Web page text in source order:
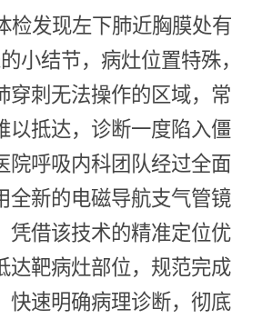
检发现左下肺近胸膜处有
小结节，病灶位置特殊，
穿刺无法操作的区域，常
以抵达，诊断一度陷入僵
院呼吸内科团队经过全面
全新的电磁导航支气管镜
凭借该技术的精准定位优
达靶病灶部位，规范完成
快速明确病理诊断，彻底